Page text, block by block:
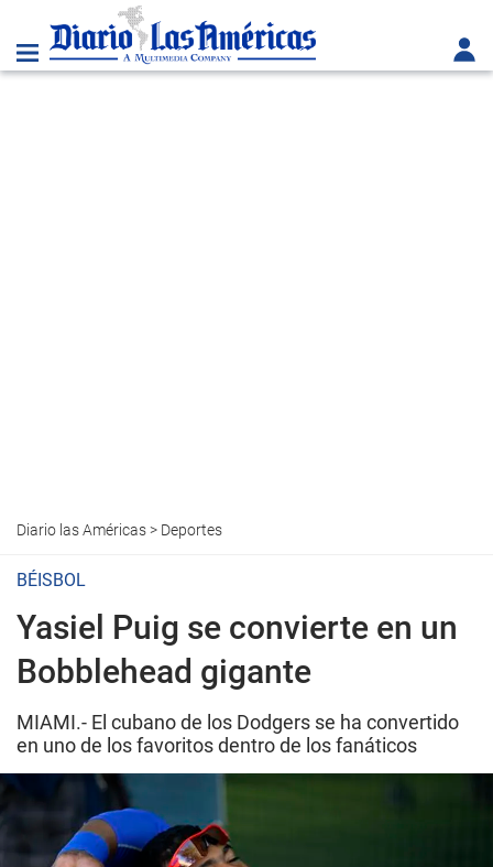
Diario las Américas> Deportes
BÉISBOL
Yasiel Puig se convierte en un
Bobblehead gigante
MIAMI.- El cubano de los Dodgers se ha convertido
en uno de los favoritos dentro de los fanáticos